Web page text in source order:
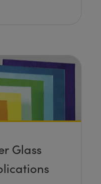
Glass